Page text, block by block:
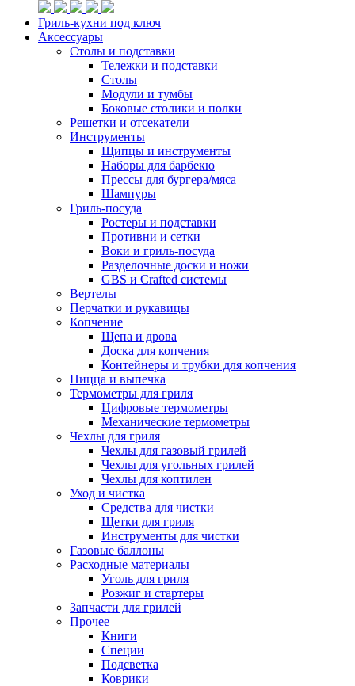
Гриль-кухни под ключ
Аксессуары
Столы и подставки
Тележки и подставки
Столы
Модули и тумбы
Боковые столики и полки
Решетки и отсекатели
Инструменты
Щипцы и инструменты
Наборы для барбекю
Прессы для бургера/мяса
Шампуры
Гриль-посуда
Ростеры и подставки
Противни и сетки
Воки и гриль-посуда
Разделочные доски и ножи
GBS и Crafted системы
Вертелы
Перчатки и рукавицы
Копчение
Щепа и дрова
Доска для копчения
Контейнеры и трубки для копчения
Пицца и выпечка
Термометры для гриля
Цифровые термометры
Механические термометры
Чехлы для гриля
Чехлы для газовый грилей
Чехлы для угольных грилей
Чехлы для коптилен
Уход и чистка
Средства для чистки
Щетки для гриля
Инструменты для чистки
Газовые баллоны
Расходные материалы
Уголь для гриля
Розжиг и стартеры
Запчасти для грилей
Прочее
Книги
Специи
Подсветка
Коврики